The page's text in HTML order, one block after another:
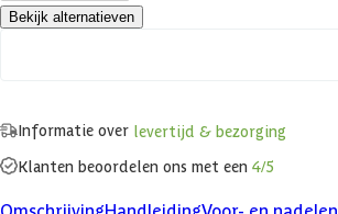
Bekijk alternatieven
Informatie over levertijd & bezorging
Klanten beoordelen ons met een 4/5